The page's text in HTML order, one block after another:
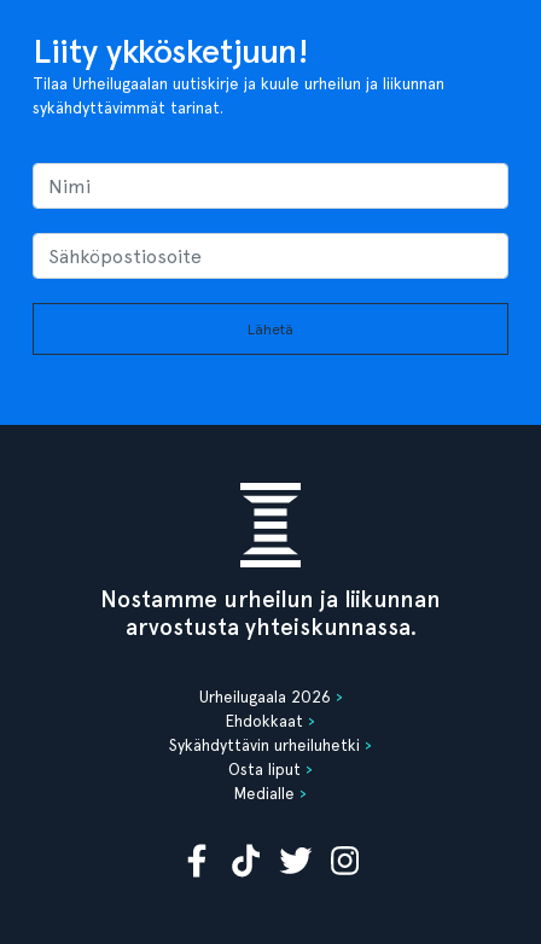
Liity ykkösketjuun!
Tilaa Urheilugaalan uutiskirje ja kuule urheilun ja liikunnan
sykähdyttävimmät tarinat.
Lähetä
Nostamme urheilun ja liikunnan
arvostusta yhteiskunnassa.
Urheilugaala 2026
Ehdokkaat
Sykähdyttävin urheiluhetki
Osta liput
Medialle